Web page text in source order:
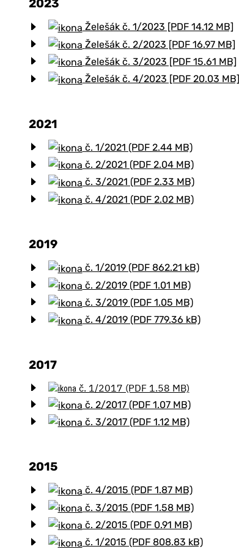
2023
Želešák č. 1/2023 [PDF 14.12 MB]
Želešák č. 2/2023 [PDF 16.97 MB]
Želešák č. 3/2023 [PDF 15.61 MB]
Želešák č. 4/2023 [PDF 20.03 MB]
2021
č. 1/2021 (PDF 2.44 MB)
č. 2/2021 (PDF 2.04 MB)
č. 3/2021 (PDF 2.33 MB)
č. 4/2021 (PDF 2.02 MB)
2019
č. 1/2019 (PDF 862.21 kB)
č. 2/2019 (PDF 1.01 MB)
č. 3/2019 (PDF 1.05 MB)
č. 4/2019 (PDF 779.36 kB)
2017
č. 1/2017 (PDF 1.58 MB)
č. 2/2017 (PDF 1.07 MB)
č. 3/2017 (PDF 1.12 MB)
2015
č. 4/2015 (PDF 1.87 MB)
č. 3/2015 (PDF 1.58 MB)
č. 2/2015 (PDF 0.91 MB)
č. 1/2015 (PDF 808.83 kB)